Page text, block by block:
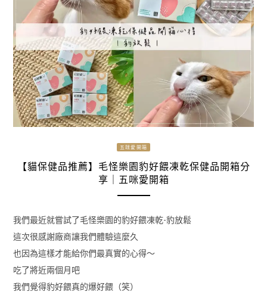
五咪愛開箱
【貓保健品推薦】毛怪樂園豹好餵凍乾保健品開箱分
享｜五咪愛開箱
我們最近就嘗試了毛怪樂園的豹好餵凍乾-豹放鬆
這次很感謝廠商讓我們體驗這麼久
也因為這樣才能給你們最真實的心得～
吃了將近兩個月吧
我們覺得豹好餵真的爆好餵（笑）